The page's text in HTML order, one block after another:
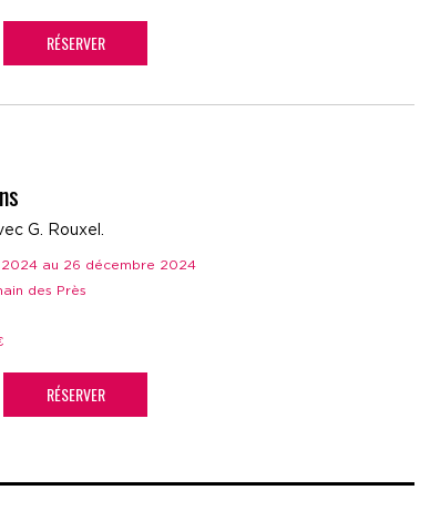
RÉSERVER
G. Rouxel.
2024 au 26 décembre 2024
des Près
RÉSERVER